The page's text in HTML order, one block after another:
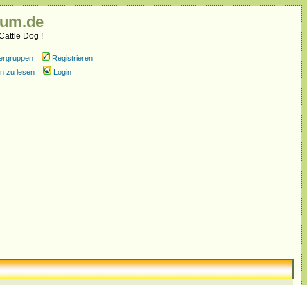
Dog !
Registrieren
zu lesen Login